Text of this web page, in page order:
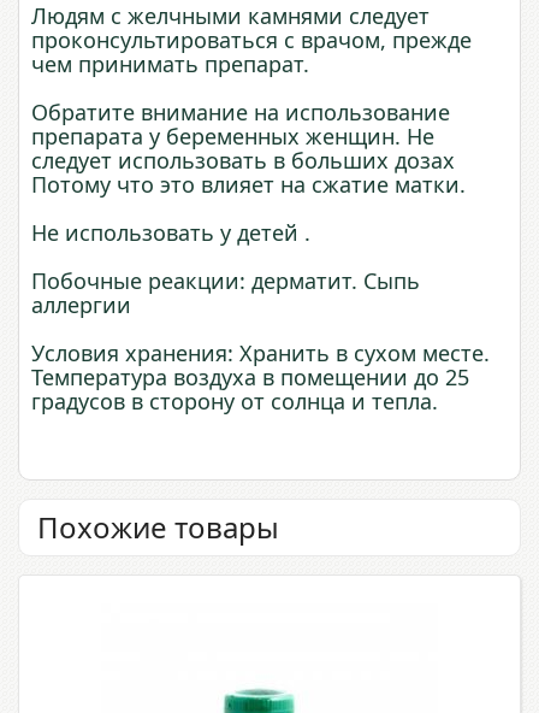
Людям с желчными камнями следует
проконсультироваться с врачом, прежде
чем принимать препарат.
Обратите внимание на использование
препарата у беременных женщин. Не
следует использовать в больших дозах
Потому что это влияет на сжатие матки.
Не использовать у детей .
Побочные реакции: дерматит. Сыпь
аллергии
Условия хранения: Хранить в сухом месте.
Температура воздуха в помещении до 25
градусов в сторону от солнца и тепла.
Похожие товары